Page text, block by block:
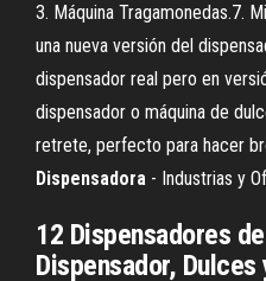
3. Máquina Tragamonedas.7.
una nueva versión del
dispensador real pero en
dispensador o máquina de
retrete, perfecto para hacer
Dispensadora - Industrias y
12 Dispensadores
Dispensador,